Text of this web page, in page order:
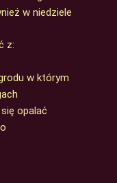
w niedziele
z:
w którym
opalać